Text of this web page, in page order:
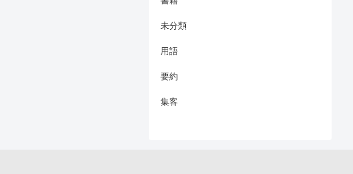
未分類
用語
要約
集客